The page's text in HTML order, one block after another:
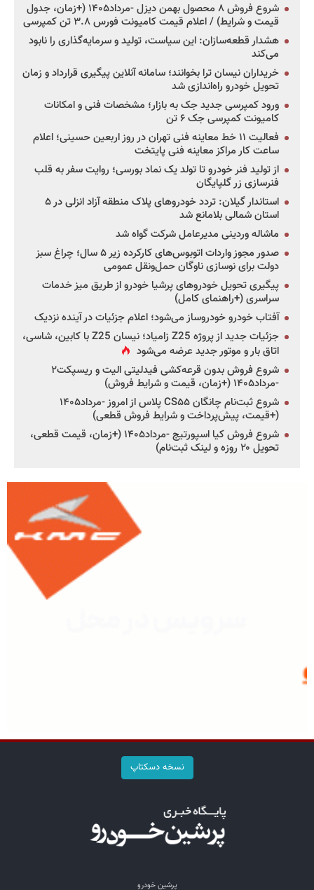
شروع فروش ۸ محصول بهمن دیزل -مرداد۱۴۰۵ (+زمان، جدول
قیمت و شرایط) / اعلام قیمت کامیونت فورس ۳.۸ تن کمپرسی
هشدار قطعه‌سازان: این سیاست، تولید و سرمایه‌گذاری را نابود
می‌کند
خریداران نیسان ترا بخوانند؛ سامانه آنلاین پیگیری قرارداد و زمان
تحویل خودرو راه‌اندازی شد
ورود کمپرسی جدید جک به بازار؛ مشخصات فنی و امکانات
کامیونت کمپرسی جک ۶ تن
فعالیت ۱۱ خط معاینه فنی تهران در روز اربعین حسینی؛ اعلام
ساعت کار مراکز معاینه فنی پایتخت
از تولید فنر خودرو تا تولد یک نماد بورسی؛ روایت سفر به قلب
فنرسازی زر گلپایگان
استاندار گیلان: تردد خودروهای پلاک منطقه آزاد انزلی در ۵
استان شمالی بلامانع شد
ماشاله وردینی مدیرعامل شرکت گواه شد
صدور مجوز واردات اتوبوس‌های کارکرده زیر ۵ سال؛ چراغ سبز
دولت برای نوسازی ناوگان حمل‌ونقل عمومی
پیگیری تحویل خودروهای پرشیا خودرو از طریق میز خدمات
سراسری (+راهنمای کامل)
آفتاب خودرو خودروساز می‌شود؛ اعلام جزئیات در آینده نزدیک
جزئیات جدید از پروژه Z25 زامیاد؛ نیسان Z25 با کابین، شاسی،
اتاق بار و موتور جدید عرضه می‌شود
شروع فروش بدون قرعه‌کشی فیدلیتی الیت و ریسپکت۲
-مرداد۱۴۰۵ (+زمان، قیمت و شرایط فروش)
شروع ثبت‌نام چانگان CS۵۵ پلاس از امروز -مرداد۱۴۰۵
(+قیمت، پیش‌پرداخت و شرایط فروش قطعی)
شروع فروش کیا اسپورتیج -مرداد۱۴۰۵ (+زمان، قیمت قطعی،
تحویل ۲۰ روزه و لینک ثبت‌نام)
نسخه دسکتاپ
پرشین خودرو